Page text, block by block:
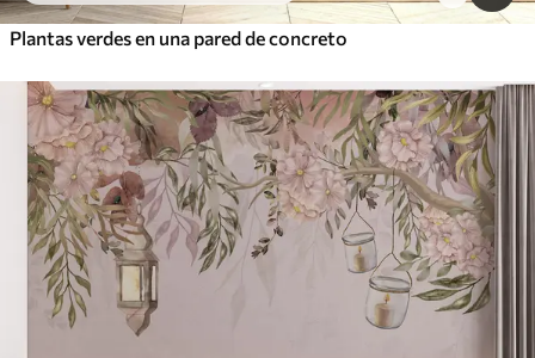
Plantas verdes en una pared de concreto